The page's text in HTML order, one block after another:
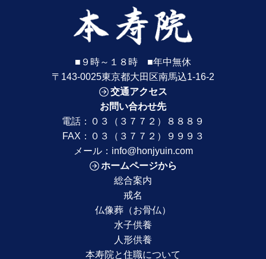
■９時～１８時 ■年中無休
〒143-0025東京都大田区南馬込1-16-2
交通アクセス
お問い合わせ先
電話： ０３（３７７２）８８８９
FAX：０３（３７７２）９９９３
メール： info@honjyuin.com
ホームページから
総合案内
戒名
仏像葬（お骨仏）
水子供養
人形供養
本寿院と住職について